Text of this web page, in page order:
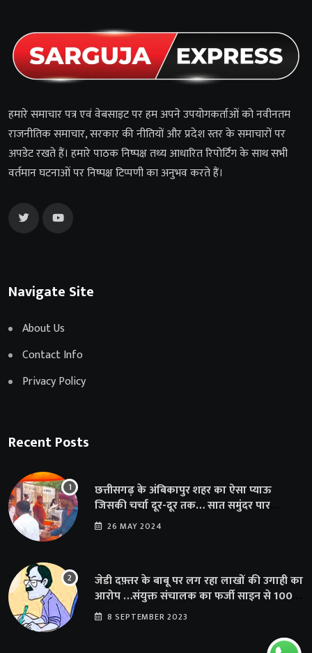
हमारे समाचार पत्र एवं वेबसाइट पर हम अपने उपयोगकर्ताओं को नवीनतम
राजनीतिक समाचार, सरकार की नीतियों और प्रदेश स्तर के समाचारों पर
अपडेट रखते हैं। हमारे पाठक निष्पक्ष तथ्य आधारित रिपोर्टिंग के साथ सभी
वर्तमान घटनाओं पर निष्पक्ष टिप्पणी का अनुभव करते हैं।
Navigate Site
About Us
Contact Info
Privacy Policy
Recent Posts
छत्तीसगढ़ के अंबिकापुर शहर का ऐसा प्याऊ
जिसकी चर्चा दूर-दूर तक… सात समुंदर पार
अमेरिका से भी पहुंचा सहयोग
26 MAY 2024
जेडी दफ़्तर के बाबू पर लग रहा लाखों की उगाही का
आरोप …संयुक्त संचालक का फर्जी साइन से 100
शिक्षकों क़ो थमाया संशोधन आदेश
8 SEPTEMBER 2023